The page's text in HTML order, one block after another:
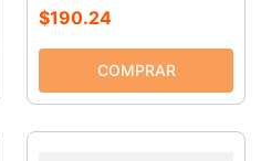
$190.24